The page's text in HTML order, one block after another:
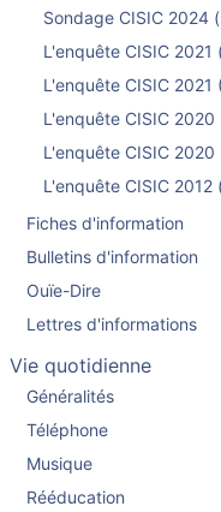
Sondage CISIC 2024
L'enquête CISIC
L'enquête CISIC 2021
L'enquête CISIC
L'enquête CISIC
L'enquête CISIC
Fiches d'information
Bulletins d'information
Ouïe-Dire
Lettres d'informations
Vie quotidienne
Généralités
Téléphone
Musique
Rééducation